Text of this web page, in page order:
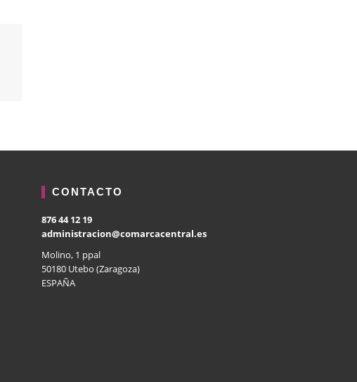
CONTACTO
876 44 12 19
administracion@comarcacentral.es
Molino, 1 ppal
50180 Utebo (Zaragoza)
ESPAÑA